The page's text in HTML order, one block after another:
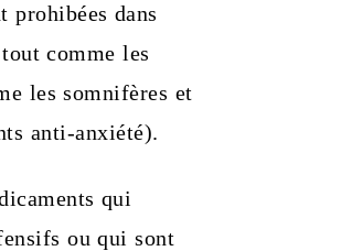
prohibées dans
comme les
les somnifères et
anti-anxiété).
qui
ou qui sont